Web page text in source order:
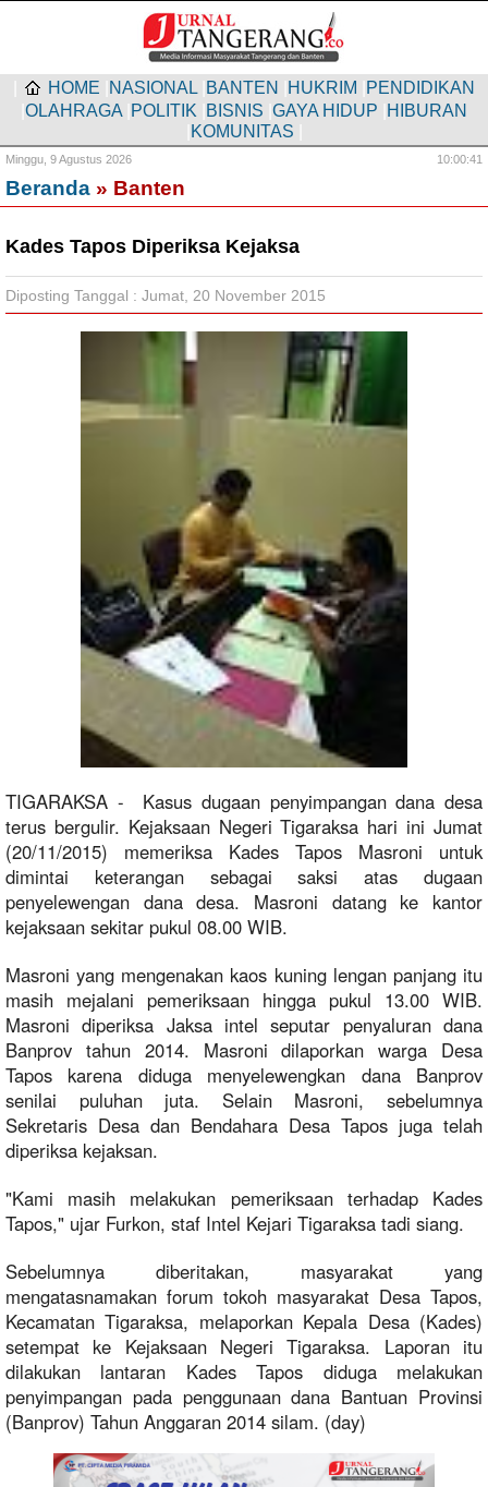
HOME NASIONAL BANTEN HUKRIM PENDIDIKAN
OLAHRAGA POLITIK BISNIS GAYA HIDUP HIBURAN
KOMUNITAS
Minggu, 9 Agustus 2026 10:00:41
Beranda » Banten
Kades Tapos Diperiksa Kejaksa
Diposting Tanggal : Jumat, 20 November 2015
TIGARAKSA - Kasus dugaan penyimpangan dana desa
terus bergulir. Kejaksaan Negeri Tigaraksa hari ini Jumat
(20/11/2015) memeriksa Kades Tapos Masroni untuk
dimintai keterangan sebagai saksi atas dugaan
penyelewengan dana desa. Masroni datang ke kantor
kejaksaan sekitar pukul 08.00 WIB.
Masroni yang mengenakan kaos kuning lengan panjang itu
masih mejalani pemeriksaan hingga pukul 13.00 WIB.
Masroni diperiksa Jaksa intel seputar penyaluran dana
Banprov tahun 2014. Masroni dilaporkan warga Desa
Tapos karena diduga menyelewengkan dana Banprov
senilai puluhan juta. Selain Masroni, sebelumnya
Sekretaris Desa dan Bendahara Desa Tapos juga telah
diperiksa kejaksan.
"Kami masih melakukan pemeriksaan terhadap Kades
Tapos," ujar Furkon, staf Intel Kejari Tigaraksa tadi siang.
Sebelumnya diberitakan, masyarakat yang
mengatasnamakan forum tokoh masyarakat Desa Tapos,
Kecamatan Tigaraksa, melaporkan Kepala Desa (Kades)
setempat ke Kejaksaan Negeri Tigaraksa. Laporan itu
dilakukan lantaran Kades Tapos diduga melakukan
penyimpangan pada penggunaan dana Bantuan Provinsi
(Banprov) Tahun Anggaran 2014 silam. (day)